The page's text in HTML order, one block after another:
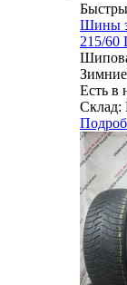
Шины
215/60
Есть в
Склад: